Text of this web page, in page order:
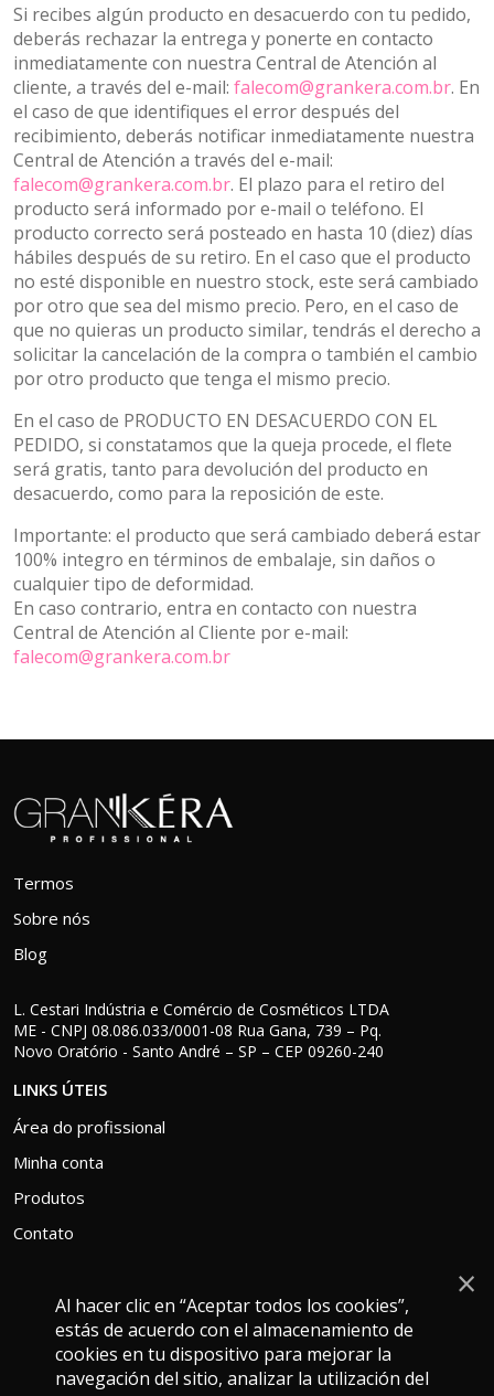
×
Al hacer clic en “Aceptar todos los cookies”,
estás de acuerdo con el almacenamiento de
cookies en tu dispositivo para mejorar la
navegación del sitio, analizar la utilización del
Si recibes algún producto en desacuerdo con tu pedido,
deberás rechazar la entrega y ponerte en contacto
inmediatamente con nuestra Central de Atención al
cliente, a través del e-mail: falecom@grankera.com.br. En
el caso de que identifiques el error después del
recibimiento, deberás notificar inmediatamente nuestra
Central de Atención a través del e-mail:
falecom@grankera.com.br. El plazo para el retiro del
producto será informado por e-mail o teléfono. El
producto correcto será posteado en hasta 10 (diez) días
hábiles después de su retiro. En el caso que el producto
no esté disponible en nuestro stock, este será cambiado
por otro que sea del mismo precio. Pero, en el caso de
que no quieras un producto similar, tendrás el derecho a
solicitar la cancelación de la compra o también el cambio
por otro producto que tenga el mismo precio.
En el caso de PRODUCTO EN DESACUERDO CON EL
PEDIDO, si constatamos que la queja procede, el flete
será gratis, tanto para devolución del producto en
desacuerdo, como para la reposición de este.
Importante: el producto que será cambiado deberá estar
100% integro en términos de embalaje, sin daños o
cualquier tipo de deformidad.
En caso contrario, entra en contacto con nuestra
Central de Atención al Cliente por e-mail:
falecom@grankera.com.br
Termos
Sobre nós
Blog
L. Cestari Indústria e Comércio de Cosméticos LTDA
ME - CNPJ 08.086.033/0001-08 Rua Gana, 739 – Pq.
Novo Oratório - Santo André – SP – CEP 09260-240
LINKS ÚTEIS
Área do profissional
Minha conta
Produtos
Contato
ATENDIMENTO
falecom@grankera.com.br